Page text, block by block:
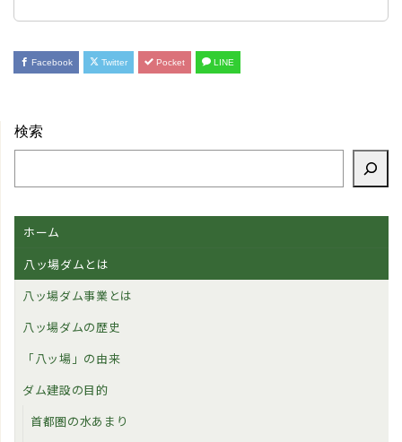
Facebook Twitter Pocket LINE
検索
ホーム
八ッ場ダムとは
八ッ場ダム事業とは
八ッ場ダムの歴史
「八ッ場」の由来
ダム建設の目的
首都圏の水あまり